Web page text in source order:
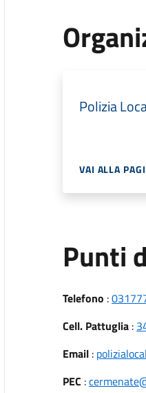
Polizia
VAI ALLA
Punti
Telefono :
Cell. Pattuglia :
Email:
PEC :